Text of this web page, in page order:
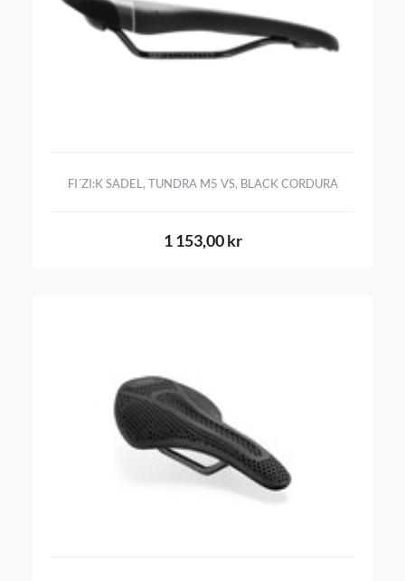
FI´ZI:K SADEL, TUNDRA M5 VS, BLACK CORDURA
1 153,00 kr